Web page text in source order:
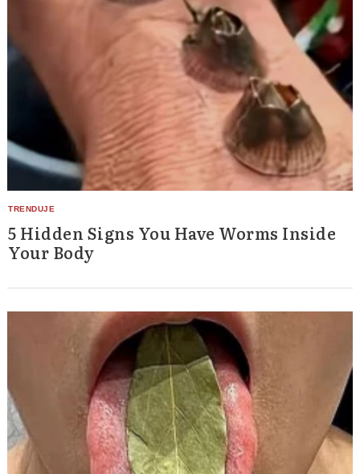
5 Hidden Signs You Have Worms Inside
Your Body